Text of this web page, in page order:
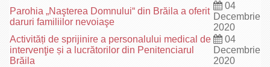
Parohia „Naşterea Domnului“ din Brăila a oferit
daruri familiilor nevoiaşe
04
Decembrie
2020
Activități de sprijinire a personalului medical de
intervenţie și a lucrătorilor din Penitenciarul
Brăila
04
Decembrie
2020